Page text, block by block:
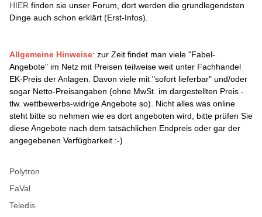
HIER finden sie unser Forum, dort werden die grundlegendsten
Dinge auch schon erklärt (Erst-Infos).
Allgemeine Hinweise: zur Zeit findet man viele "Fabel-
Angebote" im Netz mit Preisen teilweise weit unter Fachhandel
EK-Preis der Anlagen. Davon viele mit "sofort lieferbar" und/oder
sogar Netto-Preisangaben (ohne MwSt. im dargestellten Preis -
tlw. wettbewerbs-widrige Angebote so). Nicht alles was online
steht bitte so nehmen wie es dort angeboten wird, bitte prüfen Sie
diese Angebote nach dem tatsächlichen Endpreis oder gar der
angegebenen Verfügbarkeit :-)
Polytron
FaVal
Teledis